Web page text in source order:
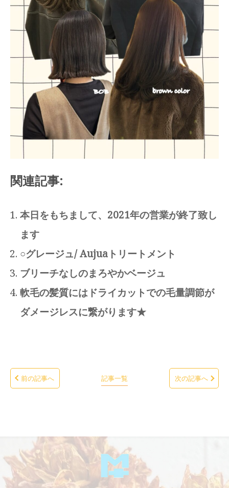
関連記事:
本日をもちまして、2021年の営業が終了致し
ます
○グレージュ/ Aujuaトリートメント
ブリーチなしのまろやかベージュ
軟毛の髪質にはドライカットでの毛量調節が
ダメージレスに繋がります★
前の記事へ 記事一覧 次の記事へ